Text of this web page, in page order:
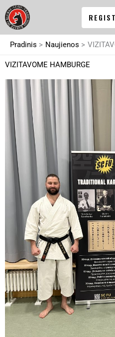
Pereiti
prie
turinio
Pradinis Naujienos
VIZITAVOME HAMBURGE